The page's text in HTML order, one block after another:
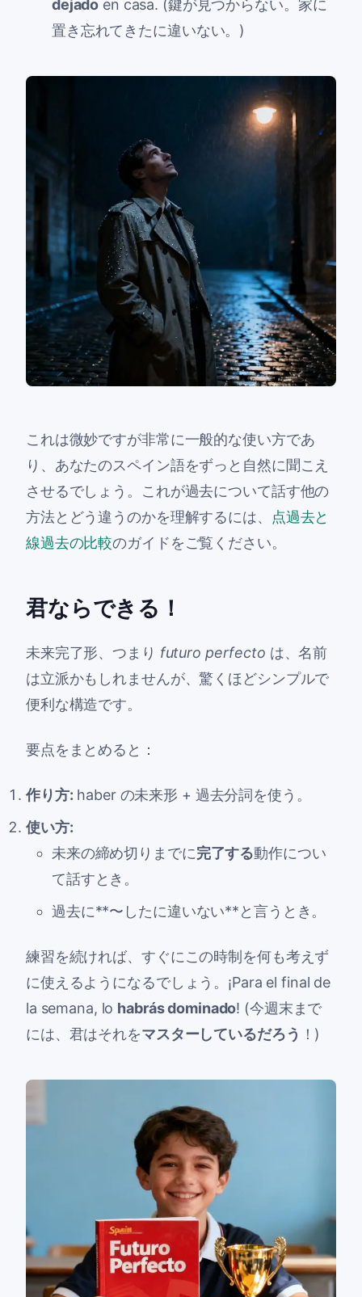
dejado en casa. (鍵が見つからない。家に
置き忘れてきたに違いない。)
これは微妙ですが非常に一般的な使い方であ
り、あなたのスペイン語をずっと自然に聞こえ
させるでしょう。これが過去について話す他の
方法とどう違うのかを理解するには、
点過去と
線過去の比較のガイドをご覧ください。
君ならできる！
未来完了形、つまり futuro perfecto は、名前
は立派かもしれませんが、驚くほどシンプルで
便利な構造です。
要点をまとめると：
作り方: haberの未来形 + 過去分詞を使う。
使い方:
未来の締め切りまでに完了する動作につい
て話すとき。
過去に**〜したに違いない**と言うとき。
練習を続ければ、すぐにこの時制を何も考えず
に使えるようになるでしょう。¡Para el final de
la semana, lo habrás dominado! (今週末まで
には、君はそれをマスターしているだろう ！)